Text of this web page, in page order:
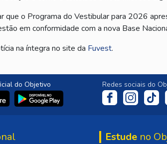
que o Programa do Vestibular para 2026
em conformidade com a nova Base
na íntegra no site da Fuvest.
do Objetivo Redes sociais do
Estude no